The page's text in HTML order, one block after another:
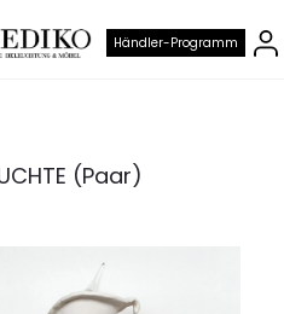
Händler-Programm
(Paar)